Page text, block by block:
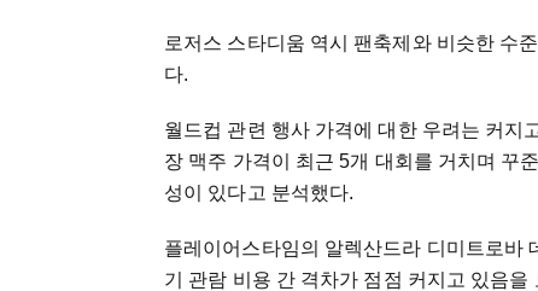
로저스 스타디움 역시 팬축제와 비슷한 수
다.
월드컵 관련 행사 가격에 대한 우려는 커지
장 맥주 가격이 최근 5개 대회를 거치며 꾸
성이 있다고 분석했다.
플레이어스타임의 알렉산드라 디미트로바
기 관람 비용 간 격차가 점점 커지고 있음